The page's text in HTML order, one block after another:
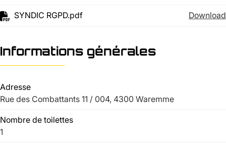
SYNDIC RGPD.pdf Download
Informations générales
Adresse
Rue des Combattants 11 / 004, 4300 Waremme
Nombre de toilettes
1